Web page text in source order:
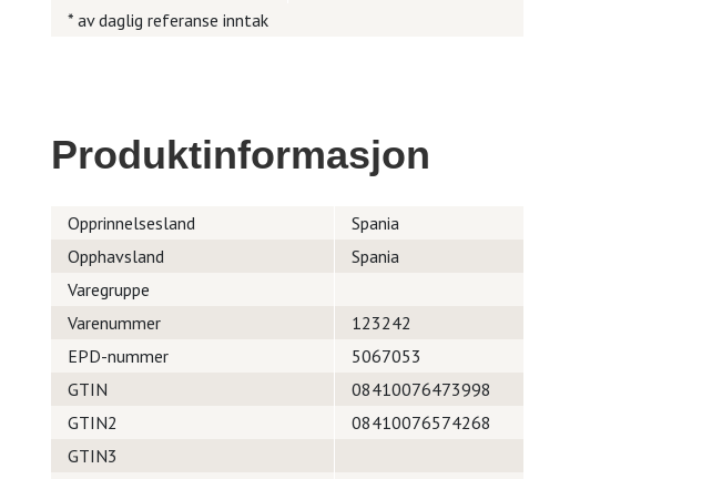
* av daglig referanse inntak
Produktinformasjon
Opprinnelsesland
Spania
Opphavsland
Spania
Varegruppe
Varenummer
123242
EPD-nummer
5067053
GTIN
08410076473998
GTIN2
08410076574268
GTIN3